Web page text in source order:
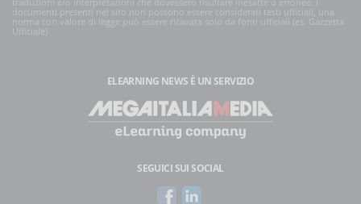
traduzioni e/o interpretazioni che dovessero risultare inesatte o erronee. I
documenti presenti nel sito non possono essere considerati testi ufficiali, una
norma con valore di legge può essere ricavata solo da fonti ufficiali (es. Gazzetta
Ufficiale).
ELEARNING NEWS È UN SERVIZIO
SEGUICI SUI SOCIAL